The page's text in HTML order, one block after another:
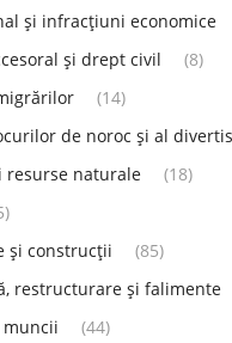
și infracțiuni economice
și drept civil
(8)
(14)
de noroc și al
resurse naturale
(18)
și construcții
(85)
restructurare și falimente
muncii
(44)